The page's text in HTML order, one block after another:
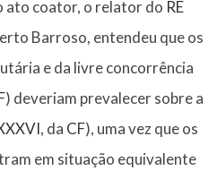
ato coator, o relator do RE
Barroso, entendeu que os
e da livre concorrência
) deveriam prevalecer sobre a
, da CF), uma vez que os
em situação equivalente